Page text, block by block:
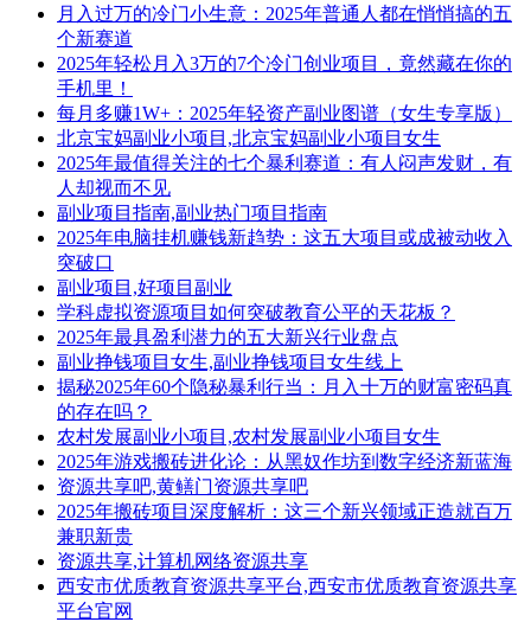
月入过万的冷门小生意：2025年普通人都在悄悄搞的五
个新赛道
2025年轻松月入3万的7个冷门创业项目，竟然藏在你的
手机里！
每月多赚1W+：2025年轻资产副业图谱（女生专享版）
北京宝妈副业小项目,北京宝妈副业小项目女生
2025年最值得关注的七个暴利赛道：有人闷声发财，有
人却视而不见
副业项目指南,副业热门项目指南
2025年电脑挂机赚钱新趋势：这五大项目或成被动收入
突破口
副业项目,好项目副业
学科虚拟资源项目如何突破教育公平的天花板？
2025年最具盈利潜力的五大新兴行业盘点
副业挣钱项目女生,副业挣钱项目女生线上
揭秘2025年60个隐秘暴利行当：月入十万的财富密码真
的存在吗？
农村发展副业小项目,农村发展副业小项目女生
2025年游戏搬砖进化论：从黑奴作坊到数字经济新蓝海
资源共享吧,黄鳝门资源共享吧
2025年搬砖项目深度解析：这三个新兴领域正造就百万
兼职新贵
资源共享,计算机网络资源共享
西安市优质教育资源共享平台,西安市优质教育资源共享
平台官网